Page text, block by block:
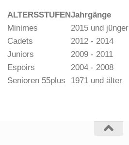
ALTERSSTUFENJahrgänge
Minimes
2015 und jünger
Cadets
2012 - 2014
Juniors
2009 - 2011
Espoirs
2004 - 2008
Senioren 55plus
1971 und älter